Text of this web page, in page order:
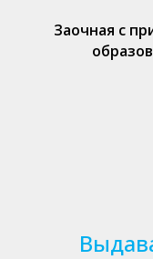
Заочная с